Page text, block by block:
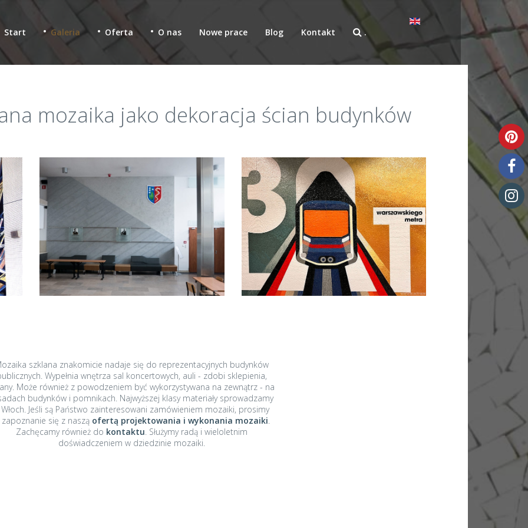
Start Galeria
firmy
stapiane w
publicznych
dla firm
Witraże sakralne
Szkło stapiane, fusing, w
przestrzeni sakralnej
artystycznego
Szkło unikatowe
autorskie
Próbniki szkła
Oferta O nas Nowe prace Blog Kontakt .
mozaika jako dekoracja ścian budynków
szklana znakomicie nadaje się do reprezentacyjnych budynków
Wypełnia wnętrza sal koncertowych, auli - zdobi sklepienia,
Może również z powodzeniem być wykorzystywana na zewnątrz - na
budynków i pomnikach. Najwyższej klasy materiały sprowadzamy
Jeśli są Państwo zainteresowani zamówieniem mozaiki, prosimy
się z naszą ofertą projektowania i wykonania mozaiki.
Zachęcamy również do kontaktu. Służymy radą i wieloletnim
doświadczeniem w dziedzinie mozaiki.